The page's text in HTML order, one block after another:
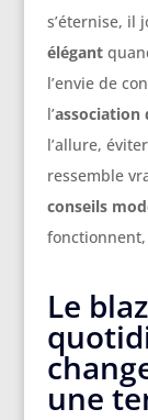
s’éternise, il
élégant
l’envie de
l’association
l’allure,
ressemble
conseils
Le
une